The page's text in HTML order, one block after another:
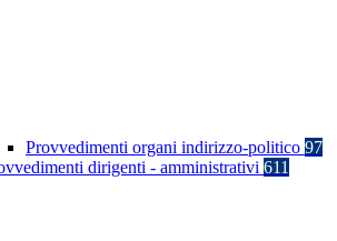
Provvedimenti organi indirizzo-politico 97
dirigenti - amministrativi 611